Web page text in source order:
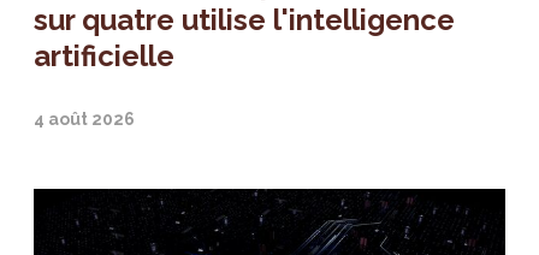
sur quatre utilise l'intelligence
artificielle
4 août 2026